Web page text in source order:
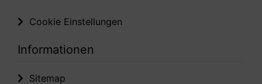
Cookie Einstellungen
Informationen
Sitemap